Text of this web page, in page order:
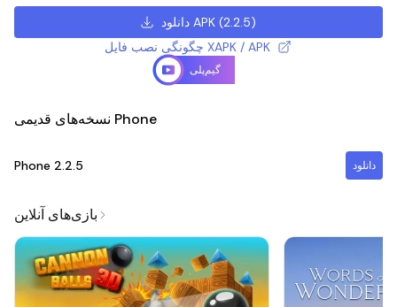
دانلود APK (2.2.5)
چگونگی نصب فایل XAPK / APK
گیم‌پلی
نسخه‌های قدیمی Phone
Phone 2.2.5 دانلود
بازی‌های آنلاین